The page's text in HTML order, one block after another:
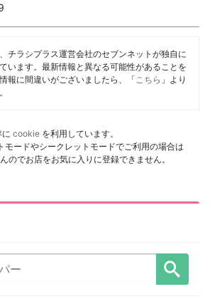
チラシプラス運営会社のセブンネットが独自に
います。最新情報と異なる可能性があることを
報に間違いがございましたら、「 こちら 」より
cookie を利用しています。
モードやシークレットモードでご利用の場合は
のでお店をお気に入りに登録できません。